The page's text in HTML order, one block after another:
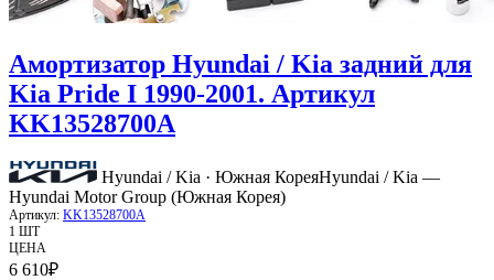
Амортизатор Hyundai / Kia задний для
Kia Pride I 1990-2001. Артикул
KK13528700A
Hyundai / Kia · Южная КореяHyundai / Kia —
Hyundai Motor Group (Южная Корея)
Артикул: KK13528700A
1 ШТ
ЦЕНА
6 610₽